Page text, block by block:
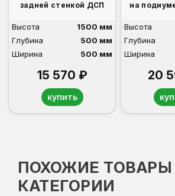
задней стенкой ДСП
Высота
1500 мм
Глубина
500 мм
Ширина
500 мм
15 570 ₽
купить
на
Высота
Глубина
Ширина
20
ПОХОЖИЕ ТОВАРЫ
КАТЕГОРИИ